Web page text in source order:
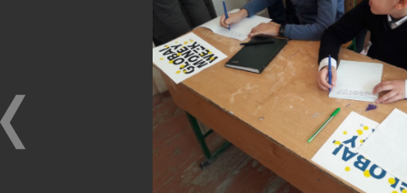
Конкурс эссе среди школьников - Global Money Week!